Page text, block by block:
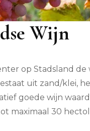
Wijn
op Stadsland
uit zand/klei,
goede wijn
maximaal 30